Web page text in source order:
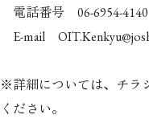
電話番号 06-6954-4140
E-mail
※詳細については、チラ
ください。